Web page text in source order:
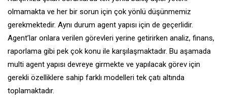
olmamakta ve her bir sorun için çok yönlü düşünmemiz
gerekmektedir. Aynı durum agent yapısı için de geçerlidir.
Agent’lar onlara verilen görevleri yerine getirirken analiz, finans,
raporlama gibi pek çok konu ile karşılaşmaktadır. Bu aşamada
multi agent yapısı devreye girmekte ve yapılacak görev için
gerekli özelliklere sahip farklı modelleri tek çatı altında
toplamaktadır.